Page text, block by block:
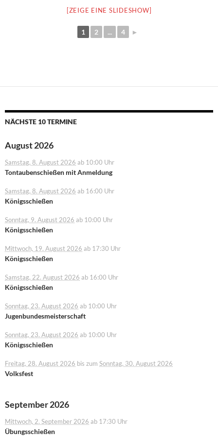
[ZEIGE EINE SLIDESHOW]
1 2 ... 4 ►
NÄCHSTE 10 TERMINE
August 2026
Samstag, 8. August 2026 ab 10:00 Uhr
Tontaubenschießen mit Anmeldung
Samstag, 8. August 2026 ab 16:00 Uhr
Königsschießen
Sonntag, 9. August 2026 ab 10:00 Uhr
Königsschießen
Mittwoch, 19. August 2026 ab 17:30 Uhr
Königsschießen
Samstag, 22. August 2026 ab 16:00 Uhr
Königsschießen
Sonntag, 23. August 2026 ab 10:00 Uhr
Jugenbundesmeisterschaft
Sonntag, 23. August 2026 ab 10:00 Uhr
Königsschießen
Freitag, 28. August 2026 bis zum Sonntag, 30. August 2026
Volksfest
September 2026
Mittwoch, 2. September 2026 ab 17:30 Uhr
Übungsschießen